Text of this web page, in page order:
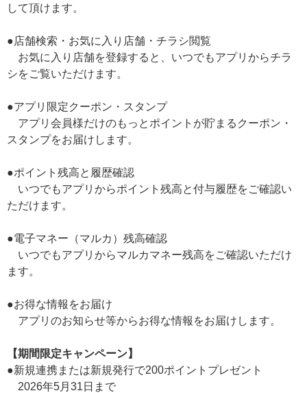
して頂けます。
●店舗検索・お気に入り店舗・チラシ閲覧
お気に入り店舗を登録すると、いつでもアプリからチラ
シをご覧いただけます。
●アプリ限定クーポン・スタンプ
アプリ会員様だけのもっとポイントが貯まるクーポン・
スタンプをお届けします。
●ポイント残高と履歴確認
いつでもアプリからポイント残高と付与履歴をご確認い
ただけます。
●電子マネー（マルカ）残高確認
いつでもアプリからマルカマネー残高をご確認いただけ
ます。
●お得な情報をお届け
アプリのお知らせ等からお得な情報をお届けします。
【期間限定キャンペーン】
●新規連携または新規発行で200ポイントプレゼント
2026年5月31日まで